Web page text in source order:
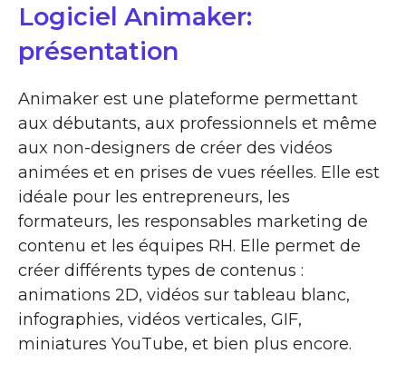
Logiciel Animaker:
présentation
Animaker est une plateforme permettant
aux débutants, aux professionnels et même
aux non-designers de créer des vidéos
animées et en prises de vues réelles. Elle est
idéale pour les entrepreneurs, les
formateurs, les responsables marketing de
contenu et les équipes RH. Elle permet de
créer différents types de contenus :
animations 2D, vidéos sur tableau blanc,
infographies, vidéos verticales, GIF,
miniatures YouTube, et bien plus encore.